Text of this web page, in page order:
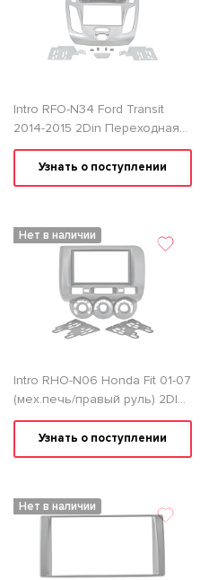
Intro RFO-N34 Ford Transit
2014-2015 2Din Переходная
рамка
Узнать о поступлении
Нет в наличии
Intro RHO-N06 Honda Fit 01-07
(мех.печь/правый руль) 2DIN
Переходная рамка
Узнать о поступлении
Нет в наличии